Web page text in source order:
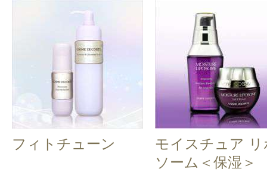
フィトチューン
モイスチュア リ
ソーム＜保湿＞